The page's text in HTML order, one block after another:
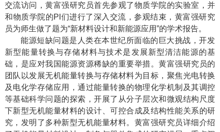
交流访问，黄富强研究员首先参观了物质学院的实验室，并
和物质学院的PI 们进行了深入交流，参观结束，黄富强研究
员为师生做了题为“新材料设计和新能源应用”的学术报告。
能源短缺问题是人类在本世纪所面临的巨大挑战，开发
新型能量转换与存储材料与技术是发展新型清洁能源的基
础，是应对我国能源资源稀缺的重要举措。黄富强研究员的
团队以发展无机能量转换与存储材料为目标，聚焦光电转换
及电化学存储应用，通过能量转换的物理化学机制及其调控
等基础科学问题的探索，开展了从分子层次和微观结构尺度
下新型无机能量材料的设计、可控合成及结构性能关系的研
究，发明了多种新型无机能量材料。黄富强研究员详细介绍